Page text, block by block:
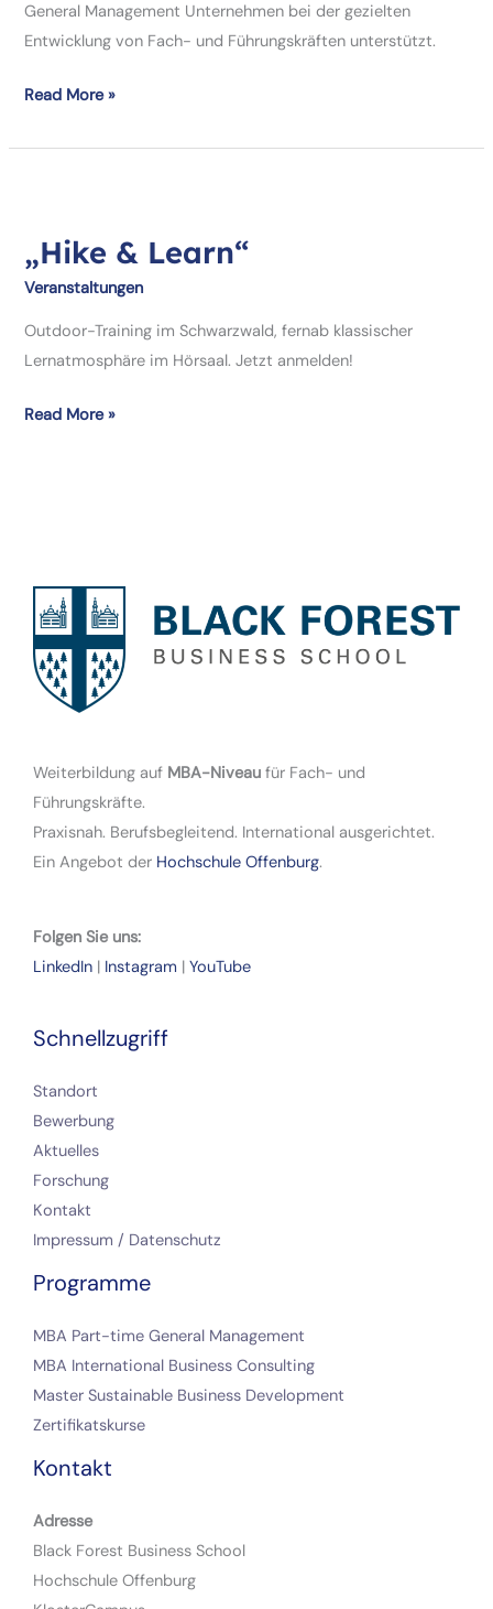
General Management Unternehmen bei der gezielten
Entwicklung von Fach- und Führungskräften unterstützt.
Infoveranstaltung
Unternehmen
Read More »
„Hike & Learn“
Veranstaltungen
Outdoor-Training im Schwarzwald, fernab klassischer
Lernatmosphäre im Hörsaal. Jetzt anmelden!
„Hike
Read More »
Weiterbildung auf MBA-Niveau für Fach- und
Führungskräfte.
Praxisnah. Berufsbegleitend. International ausgerichtet.
Ein Angebot der Hochschule Offenburg.
Folgen Sie uns:
LinkedIn | Instagram | YouTube
Schnellzugriff
Standort
Bewerbung
Aktuelles
Forschung
Kontakt
Impressum / Datenschutz
Programme
MBA Part-time General Management
MBA International Business Consulting
Master Sustainable Business Development
Zertifikatskurse
Kontakt
Adresse
Black Forest Business School
Hochschule Offenburg